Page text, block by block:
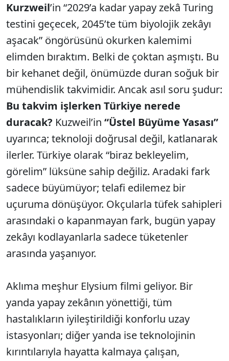
Kurzweil’in “2029’a kadar yapay zekâ Turing
testini geçecek, 2045’te tüm biyolojik zekâyı
aşacak” öngörüsünü okurken kalemimi
elimden bıraktım. Belki de çoktan aşmıştı. Bu
bir kehanet değil, önümüzde duran soğuk bir
mühendislik takvimidir. Ancak asıl soru şudur:
Bu takvim işlerken Türkiye nerede
duracak? Kuzweil’in “Üstel Büyüme Yasası”
uyarınca; teknoloji doğrusal değil, katlanarak
ilerler. Türkiye olarak “biraz bekleyelim,
görelim” lüksüne sahip değiliz. Aradaki fark
sadece büyümüyor; telafi edilemez bir
uçuruma dönüşüyor. Okçularla tüfek sahipleri
arasındaki o kapanmayan fark, bugün yapay
zekâyı kodlayanlarla sadece tüketenler
arasında yaşanıyor.
Aklıma meşhur Elysium filmi geliyor. Bir
yanda yapay zekânın yönettiği, tüm
hastalıkların iyileştirildiği konforlu uzay
istasyonları; diğer yanda ise teknolojinin
kırıntılarıyla hayatta kalmaya çalışan,